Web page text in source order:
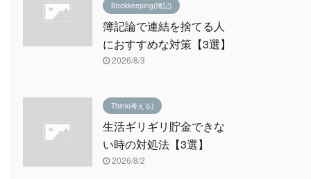
Bookkeeping(簿記)
簿記論で連結を捨てる人
におすすめな対策【3選】
2026/8/3
Think(考える)
生活ギリギリ貯金できな
い時の対処法【3選】
2026/8/2